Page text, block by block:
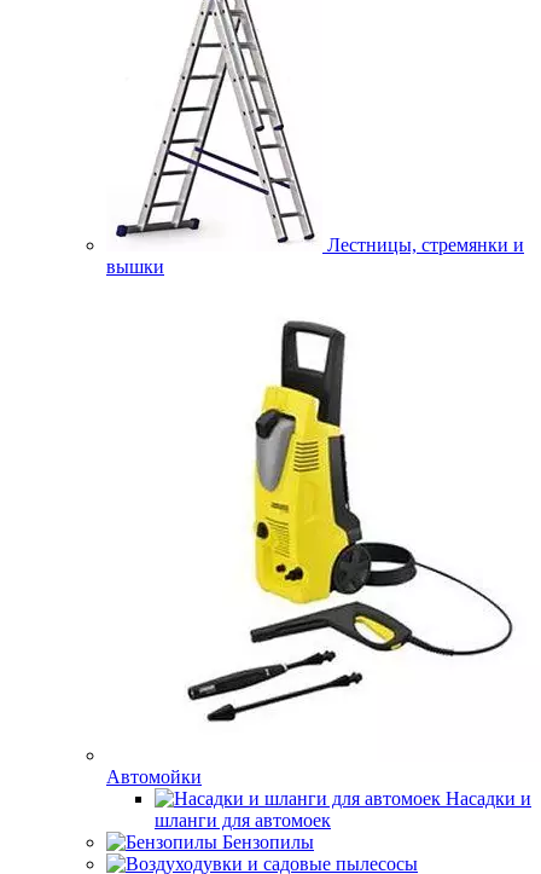
Лестницы, стремянки и
вышки
Автомойки
Насадки и
шланги для автомоек
Бензопилы